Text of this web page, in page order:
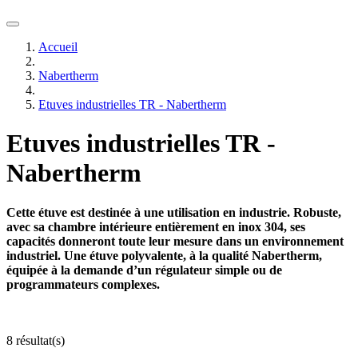
Accueil
Nabertherm
Etuves industrielles TR - Nabertherm
Etuves industrielles TR -
Nabertherm
Cette étuve est destinée à une utilisation en industrie. Robuste,
avec sa chambre intérieure entièrement en inox 304, ses
capacités donneront toute leur mesure dans un environnement
industriel. Une étuve polyvalente, à la qualité Nabertherm,
équipée à la demande d’un régulateur simple ou de
programmateurs complexes.
8 résultat(s)